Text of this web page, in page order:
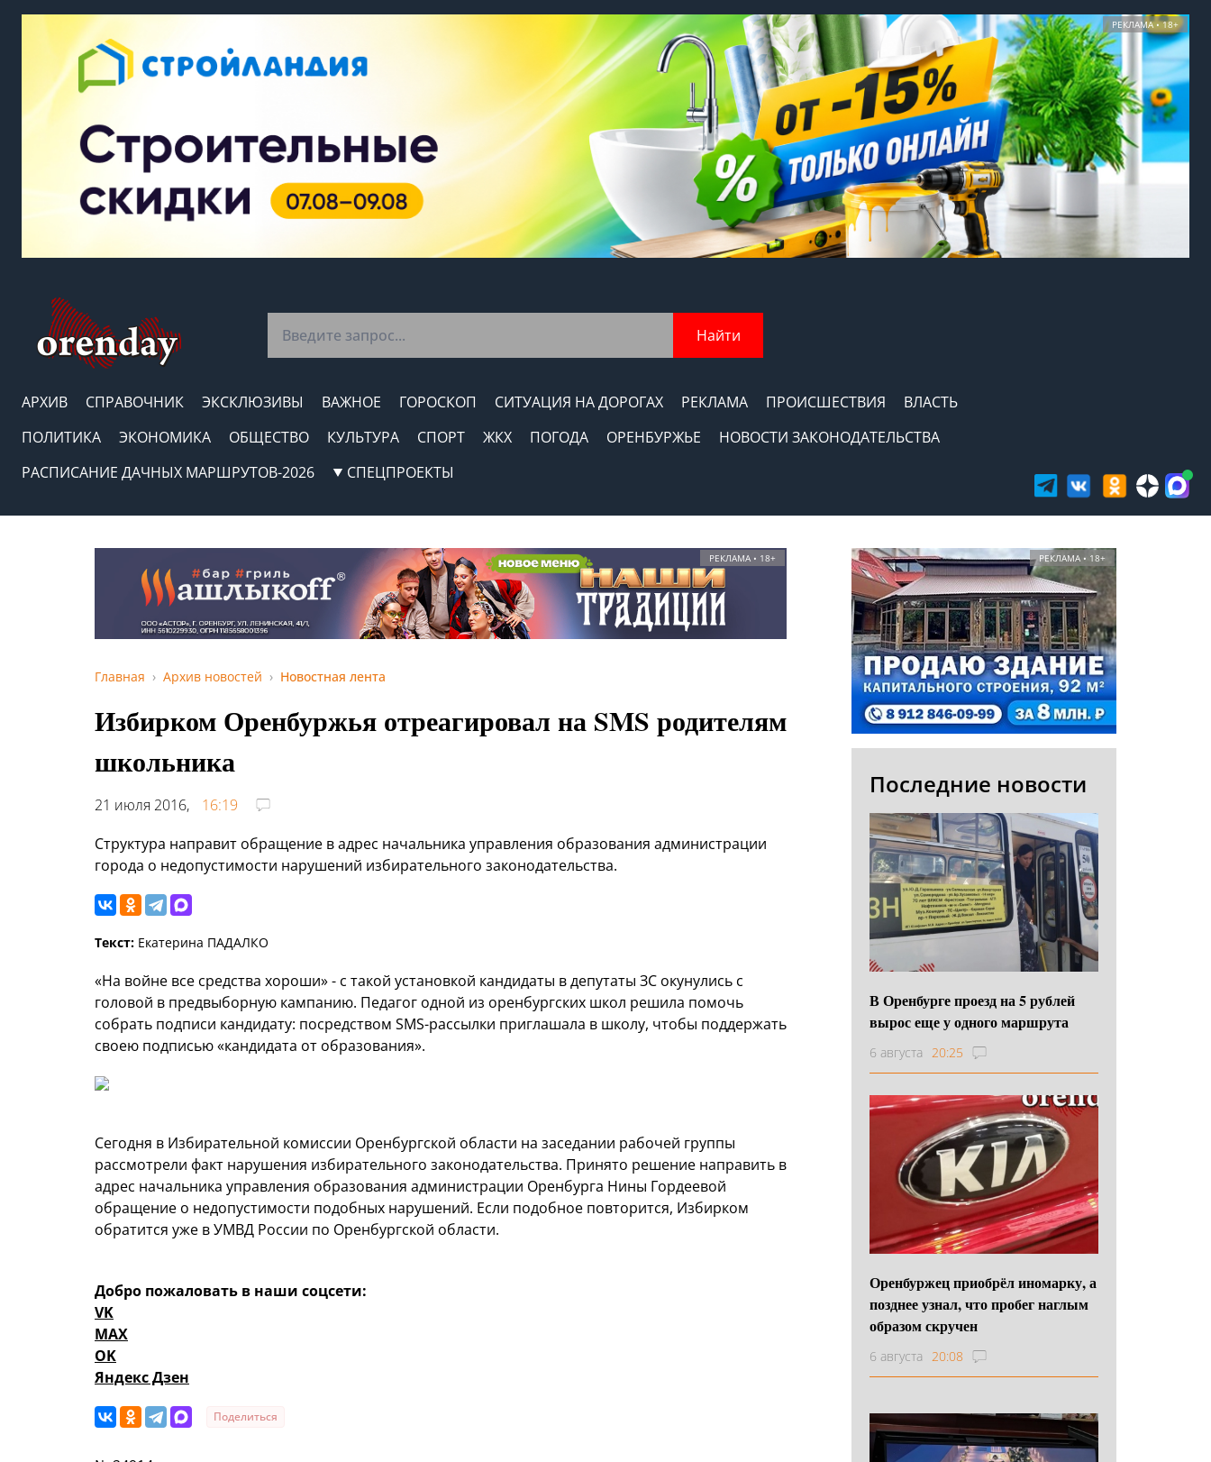
РЕКЛАМА • 18+
Найти
АРХИВ СПРАВОЧНИК ЭКСКЛЮЗИВЫ ВАЖНОЕ ГОРОСКОП СИТУАЦИЯ НА ДОРОГАХ РЕКЛАМА ПРОИСШЕСТВИЯ
ВЛАСТЬ
ПОЛИТИКА
ЭКОНОМИКА ОБЩЕСТВО КУЛЬТУРА СПОРТ ЖКХ ПОГОДА ОРЕНБУРЖЬЕ
НОВОСТИ ЗАКОНОДАТЕЛЬСТВА
РАСПИСАНИЕ ДАЧНЫХ МАРШРУТОВ-2026
СПЕЦПРОЕКТЫ
РЕКЛАМА • 18+
Главная Архив новостей Новостная лента
Избирком Оренбуржья отреагировал на SMS родителям
школьника
21 июля 2016,
16:19
Структура направит обращение в адрес начальника управления образования администрации
города о недопустимости нарушений избирательного законодательства.
Текст: Екатерина ПАДАЛКО
«На войне все средства хороши» - с такой установкой кандидаты в депутаты ЗС окунулись с
головой в предвыборную кампанию. Педагог одной из оренбургских школ решила помочь
собрать подписи кандидату: посредством SMS-рассылки приглашала в школу, чтобы поддержать
своею подписью «кандидата от образования».
Сегодня в Избирательной комиссии Оренбургской области на заседании рабочей группы
рассмотрели факт нарушения избирательного законодательства. Принято решение направить в
адрес начальника управления образования администрации Оренбурга Нины Гордеевой
обращение о недопустимости подобных нарушений. Если подобное повторится, Избирком
обратится уже в УМВД России по Оренбургской области.
Добро пожаловать в наши соцсети:
VK
MAX
OK
Яндекс Дзен
Поделиться
РЕКЛАМА • 18+
Последние новости
В Оренбурге проезд на 5 рублей
вырос еще у одного маршрута
6 августа 20:25
Оренбуржец приобрёл иномарку, а
позднее узнал, что пробег наглым
образом скручен
6 августа 20:08